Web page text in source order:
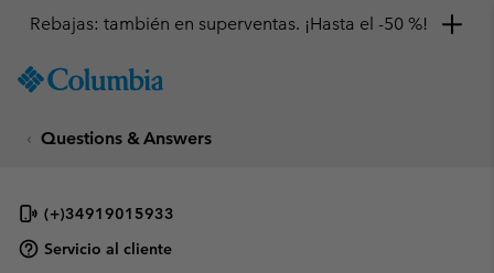
TO
SKIP
NAV
SKIP
Rebajas: también en superventas. ¡Hasta el -50 %!
Questions & Answers
(+)34919015933
Servicio al cliente